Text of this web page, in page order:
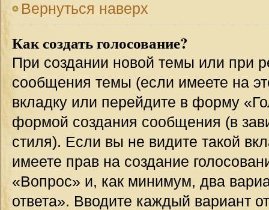
Вернуться наверх
Как создать голосование?
При создании новой темы или при
сообщения темы (если имеете на
вкладку или перейдите в форму
формой создания сообщения (в
стиля). Если вы не видите такой
имеете прав на создание
«Вопрос» и, как минимум, два
ответа». Вводите каждый вариант